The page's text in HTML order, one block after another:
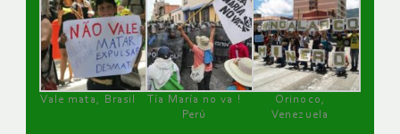
Vale mata, Brasil
Tía María no va !
Perú
Orinoco,
Venezuela